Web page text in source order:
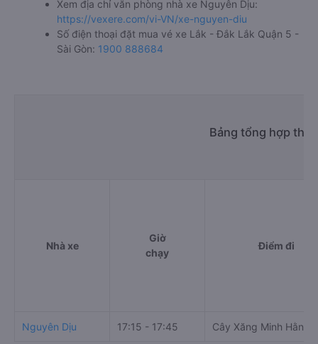
Xem địa chỉ văn phòng nhà xe Nguyên Dịu:
https://vexere.com/vi-VN/xe-nguyen-diu
Số điện thoại đặt mua vé xe Lắk - Đắk Lắk Quận 5 -
Sài Gòn: 1900 888684
Bảng tổng hợp
Nhà xe
Giờ
chạy
Điểm đi
Nguyên Dịu 17:15 - 17:45 Cây Xăng Minh Hằng